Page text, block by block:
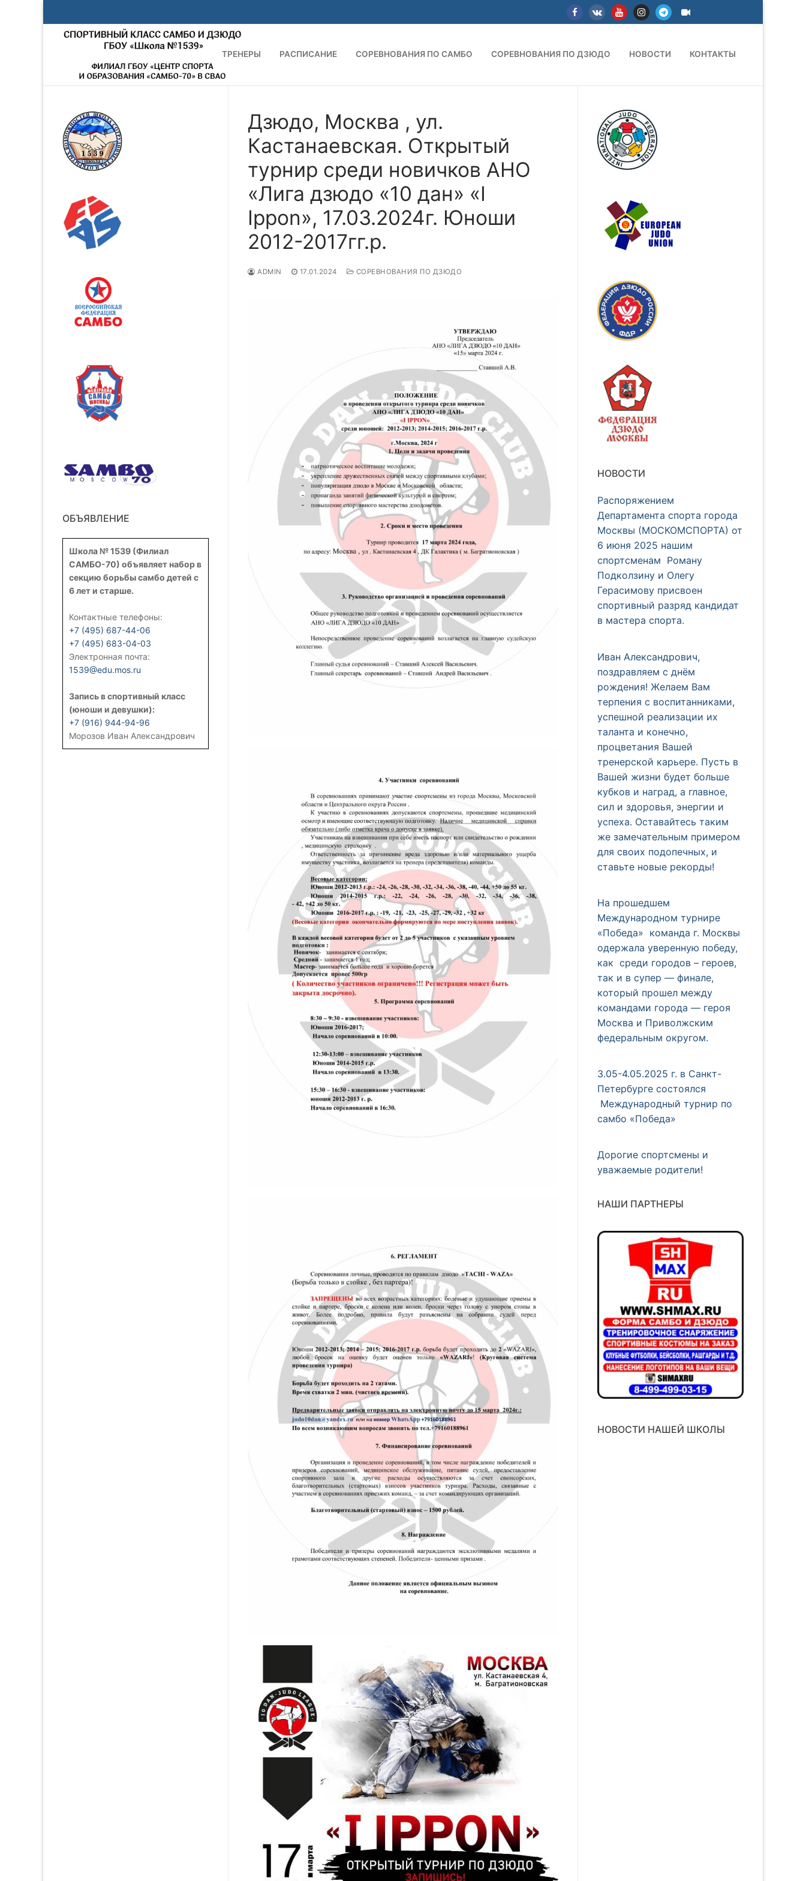
к
содержимому
ТРЕНЕРЫ РАСПИСАНИЕ СОРЕВНОВАНИЯ ПО САМБО СОРЕВНОВАНИЯ ПО ДЗЮДО НОВОСТИ КОНТАКТЫ
Дзюдо, Москва , ул.
Кастанаевская. Открытый
турнир среди новичков АНО
«Лига дзюдо «10 дан» «I
Ippon», 17.03.2024г. Юноши
2012-2017гг.р.
ADMIN 17.01.2024 СОРЕВНОВАНИЯ ПО ДЗЮДО
НОВОСТИ
Распоряжением
Департамента спорта города
Москвы (МОСКОМСПОРТА) от
6 июня 2025 нашим
спортсменам Роману
Подколзину и Олегу
Герасимову присвоен
спортивный разряд кандидат
в мастера спорта.
Иван Александрович,
поздравляем с днём
рождения! Желаем Вам
терпения с воспитанниками,
успешной реализации их
таланта и конечно,
процветания Вашей
тренерской карьере. Пусть в
Вашей жизни будет больше
кубков и наград, а главное,
сил и здоровья, энергии и
успеха. Оставайтесь таким
же замечательным примером
для своих подопечных, и
ставьте новые рекорды!
На прошедшем
Международном турнире
«Победа» команда г. Москвы
одержала уверенную победу,
как среди городов – героев,
так и в супер — финале,
который прошел между
командами города — героя
Москва и Приволжским
федеральным округом.
3.05-4.05.2025 г. в Санкт-
Петербурге состоялся
Международный турнир по
самбо «Победа»
Дорогие спортсмены и
уважаемые родители!
НАШИ ПАРТНЕРЫ
НОВОСТИ НАШЕЙ ШКОЛЫ
ОБЪЯВЛЕНИЕ
Школа № 1539 (Филиал
САМБО-70) объявляет набор в
секцию борьбы самбо детей с
6 лет и старше.
Контактные телефоны:
+7 (495) 687-44-06
+7 (495) 683-04-03
Электронная почта:
1539@edu.mos.ru
Запись в спортивный класс
(юноши и девушки):
+7 (916) 944-94-96
Морозов Иван Александрович